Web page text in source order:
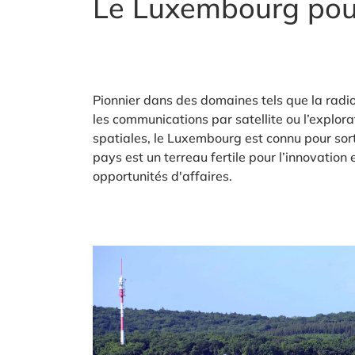
Le Luxembourg
Pionnier dans des domaines tels que la
les communications par satellite ou
spatiales, le Luxembourg est connu pour
pays est un terreau fertile pour l’innovation
opportunités d'affaires.